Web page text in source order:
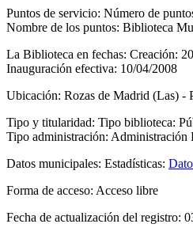
Puntos de servicio: Número de
Nombre de los puntos: Biblioteca
La Biblioteca en fechas: Creación:
Inauguración efectiva: 10/04/2008
Ubicación: Rozas de Madrid (Las) -
Tipo y titularidad: Tipo biblioteca:
Tipo administración: Administración
Datos municipales: Estadísticas:
Forma de acceso: Acceso libre
Fecha de actualización del registro: